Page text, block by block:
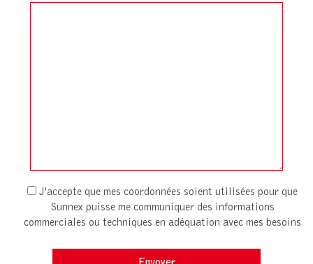
J'accepte que mes coordonnées soient utilisées pour que
Sunnex puisse me communiquer des informations
commerciales ou techniques en adéquation avec mes besoins